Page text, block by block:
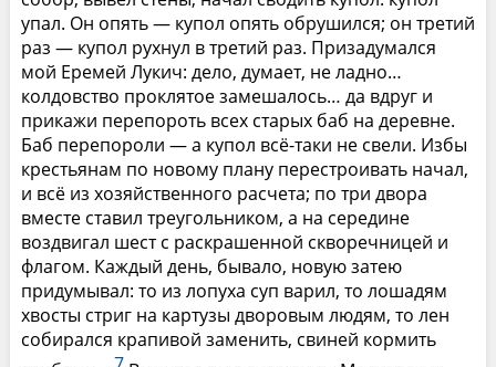
упал. Он опять — купол опять обрушился; он третий
раз — купол рухнул в третий раз. Призадумался
мой Еремей Лукич: дело, думает, не ладно…
колдовство проклятое замешалось… да вдруг и
прикажи перепороть всех старых баб на деревне.
Баб перепороли — а купол всё-таки не свели. Избы
крестьянам по новому плану перестроивать начал,
и всё из хозяйственного расчета; по три двора
вместе ставил треугольником, а на середине
воздвигал шест с раскрашенной скворечницей и
флагом. Каждый день, бывало, новую затею
придумывал: то из лопуха суп варил, то лошадям
хвосты стриг на картузы дворовым людям, то лен
собирался крапивой заменить, свиней кормить